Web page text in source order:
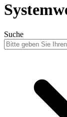
Suche